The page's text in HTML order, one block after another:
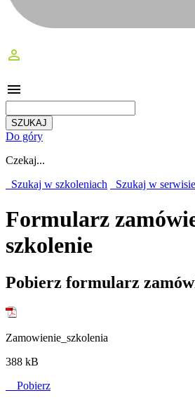
perm_identity
menu
Do góry
Czekaj...
Szukaj w szkoleniach
Szukaj w serwisie
Formularz
szkolenie
Pobierz formularz
Zamowienie_szkolenia
388 kB
Pobierz